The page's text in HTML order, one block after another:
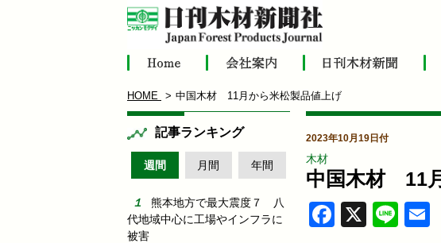
HOME 中国木材 11月から米松製品値上げ
2023年10月19日付
木材
中国木材 11
Facebook
X Line
記事ランキング
週間 月間 年間
熊本地方で最大震度７ 八
代地域中心に工場やインフラに
被害